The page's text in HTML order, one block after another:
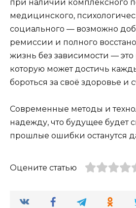
при наличии комплексного
медицинского,
социального — возможно
ремиссии и полного
жизнь без зависимости — это
которую может достичь
бороться за своё здоровье и
Современные методы и
надежду, что будущее будет
прошлые ошибки останутся
Оцените статью